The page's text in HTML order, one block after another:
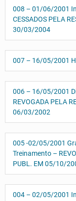
008 – 01/06/2001
CESSADOS PELA
30/03/2004
007 – 16/05/2001
006 – 16/05/2001
REVOGADA PELA
06/03/2002
005 -02/05/2001
Treinamento –
PUBL. EM 05/10/
004 – 02/05/2001